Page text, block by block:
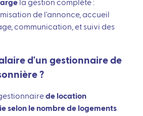
la gestion complète :
de l'annonce, accueil
communication, et suivi des
d'un gestionnaire de
?
de location
selon le nombre de logements